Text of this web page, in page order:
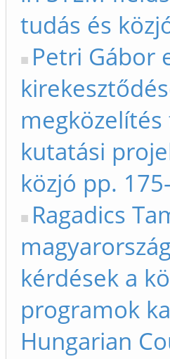
tudás és
Petri Gábor
kutatási
közjó pp.
Ragadics
kérdések a
programok
Hungarian